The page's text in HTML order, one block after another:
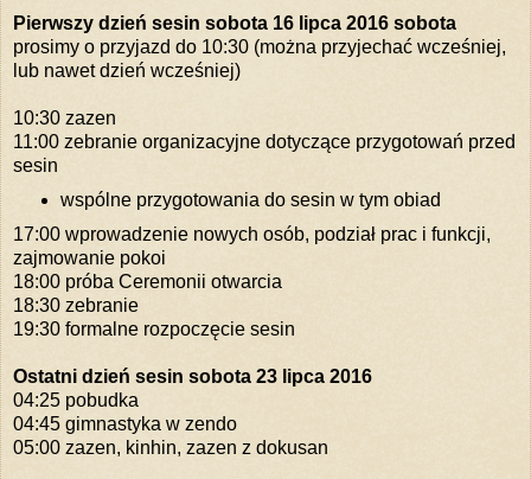
Pierwszy dzień sesin sobota 16 lipca 2016 sobota
prosimy o przyjazd do 10:30 (można przyjechać wcześniej,
lub nawet dzień wcześniej)
10:30 zazen
11:00 zebranie organizacyjne dotyczące przygotowań przed
sesin
wspólne przygotowania do sesin w tym obiad
17:00 wprowadzenie nowych osób, podział prac i funkcji,
zajmowanie pokoi
18:00 próba Ceremonii otwarcia
18:30 zebranie
19:30 formalne rozpoczęcie sesin
Ostatni dzień sesin sobota 23 lipca 2016
04:25 pobudka
04:45 gimnastyka w zendo
05:00 zazen, kinhin, zazen z dokusan